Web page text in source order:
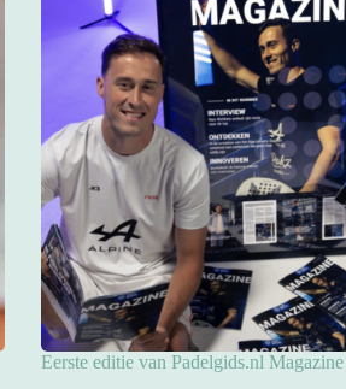
Eerste editie van Padelgids.nl